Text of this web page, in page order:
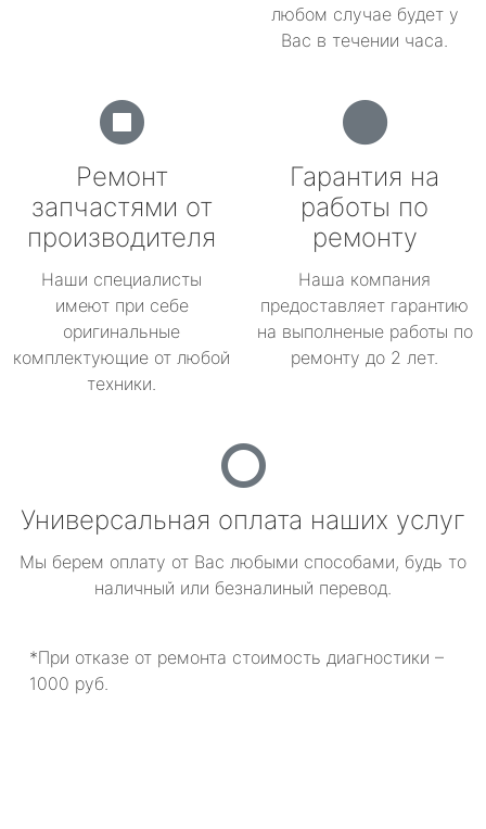
любом случае будет у
Вас в течении часа.
Ремонт
запчастями от
производителя
Наши специалисты
имеют при себе
оригинальные
комплектующие от любой
техники.
Гарантия на
работы по
ремонту
Наша компания
предоставляет гарантию
на выполненые работы по
ремонту до 2 лет.
Универсальная оплата наших услуг
Мы берем оплату от Вас любыми способами, будь то
наличный или безналиный перевод.
*При отказе от ремонта стоимость диагностики –
1000 руб.